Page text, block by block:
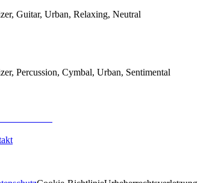
Guitar, Urban, Relaxing, Neutral
Percussion, Cymbal, Urban, Sentimental